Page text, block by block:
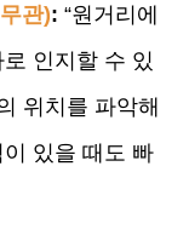
관): “원거리에
인지할 수 있
위치를 파악해
있을 때도 빠